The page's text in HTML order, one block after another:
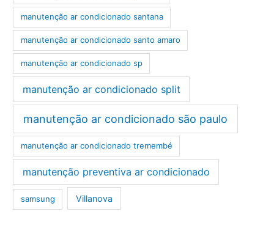
manutenção ar condicionado santana
manutenção ar condicionado santo amaro
manutenção ar condicionado sp
manutenção ar condicionado split
manutenção ar condicionado são paulo
manutenção ar condicionado tremembé
manutenção preventiva ar condicionado
samsung Villanova